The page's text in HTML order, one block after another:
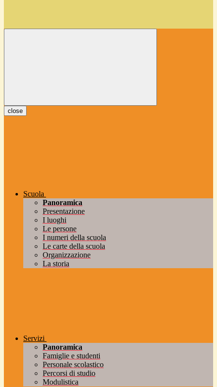
close
Scuola
Panoramica
Presentazione
I luoghi
Le persone
I numeri della scuola
Le carte della scuola
Organizzazione
La storia
Servizi
Panoramica
Famiglie e studenti
Personale scolastico
Percorsi di studio
Modulistica